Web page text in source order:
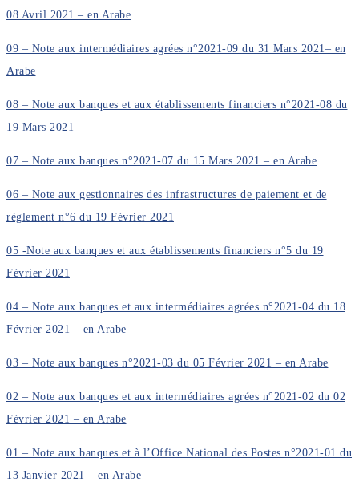
08 Avril 2021 – en Arabe
09 – Note aux intermédiaires agrées n°2021-09 du 31 Mars 2021– en
Arabe
08 – Note aux banques et aux établissements financiers n°2021-08 du
19 Mars 2021
07 – Note aux banques n°2021-07 du 15 Mars 2021 – en Arabe
06 – Note aux gestionnaires des infrastructures de paiement et de
règlement n°6 du 19 Février 2021
05 -Note aux banques et aux établissements financiers n°5 du 19
Février 2021
04 – Note aux banques et aux intermédiaires agrées n°2021-04 du 18
Février 2021 – en Arabe
03 – Note aux banques n°2021-03 du 05 Février 2021 – en Arabe
02 – Note aux banques et aux intermédiaires agrées n°2021-02 du 02
Février 2021 – en Arabe
01 – Note aux banques et à l’Office National des Postes n°2021-01 du
13 Janvier 2021 – en Arabe